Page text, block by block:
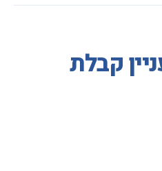
קבלת